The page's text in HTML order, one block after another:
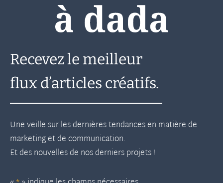
Recevez le meilleur
flux d’articles créatifs.
Une veille sur les dernières tendances en matière de
marketing et de communication.
Et des nouvelles de nos derniers projets !